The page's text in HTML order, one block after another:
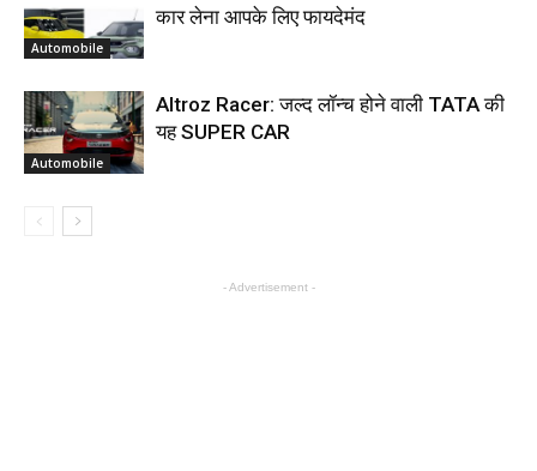
Automobile
कार लेना आपके लिए फायदेमंद
Automobile
Altroz Racer: जल्द लॉन्च होने वाली TATA की
यह SUPER CAR
- Advertisement -